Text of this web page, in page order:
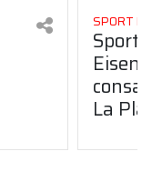
SPORT
Sport
La